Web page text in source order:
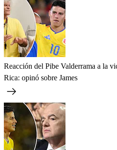
Reacción del Pibe Valderrama a la
Rica: opinó sobre James